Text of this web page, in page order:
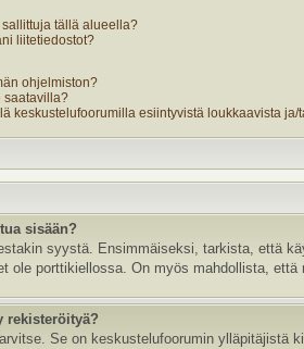
sallittuja tällä alueella?
liitetiedostot?
ohjelmiston?
saatavilla?
keskustelufoorumilla esiintyvistä loukkaavista ja/
sisään?
syystä. Ensimmäiseksi, tarkista, että
ole porttikiellossa. On myös mahdollista,
rekisteröityä?
Se on keskustelufoorumin ylläpitäjistä